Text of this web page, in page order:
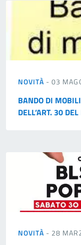
NOVITÀ - 03
BANDO DI
DELL’ART. 30
NOVITÀ - 28